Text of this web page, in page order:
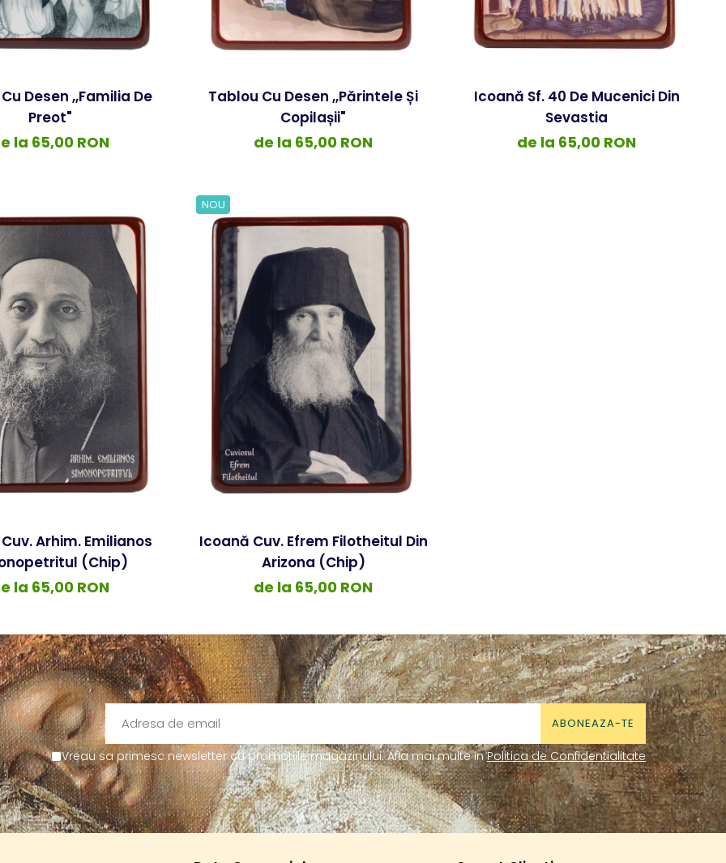
Desen ,,Familia De
Preot"
la 65,00 RON
Tablou Cu Desen ,,Părintele Și
Copilașii"
de la 65,00 RON
Icoană Sf. 40 De Mucenici Din
Sevastia
de la 65,00 RON
Arhim. Emilianos
(Chip)
la 65,00 RON
NOU
Icoană Cuv. Efrem Filotheitul Din
Arizona (Chip)
de la 65,00 RON
Vreau sa primesc newsletter cu promotiile magazinului. Afla mai multe inPolitica de Confidentialitate